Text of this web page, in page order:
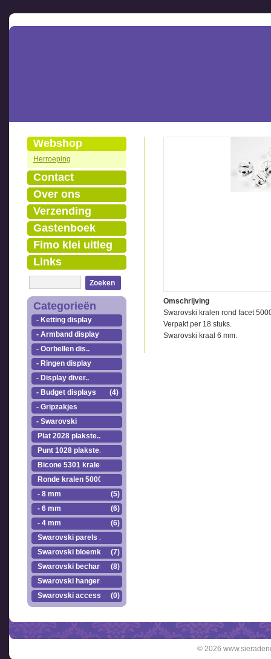
Webshop
Herroeping
Contact
Over ons
Verzending
Gastenboek
Fimo klei uitleg
Links
Zoeken
Categorieën
- Ketting display
- Armband display
- Oorbellen dis..
- Ringen display
- Display diver..
- Budget displays
(4)
- Gripzakjes
- Swarovski
Plat 2028 plakste..
Punt 1028 plakste..
Bicone 5301 kralen.
Ronde kralen 5000
- 8 mm
(5)
- 6 mm
(6)
- 4 mm
(6)
Swarovski parels ..
Swarovski bloemkr..
(7)
Swarovski becharmed(8)
Swarovski hangers
Swarovski accesso..
(0)
Omschrijving
Swarovski kralen rond facet
Verpakt per 18 stuks.
Swarovski kraal 6 mm.
© 2026